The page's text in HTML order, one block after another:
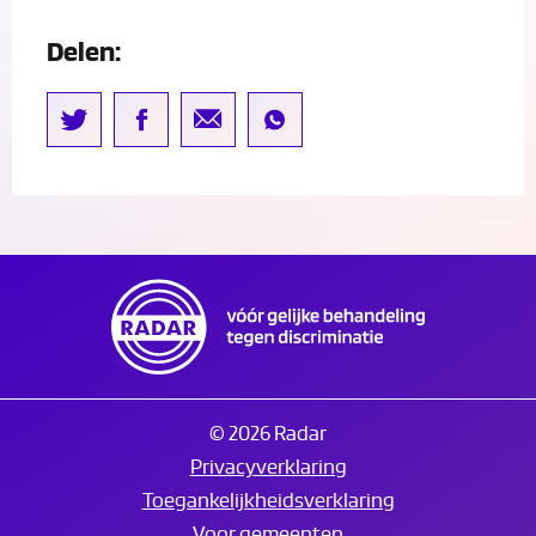
Delen:
© 2026 Radar
Privacyverklaring
Toegankelijkheidsverklaring